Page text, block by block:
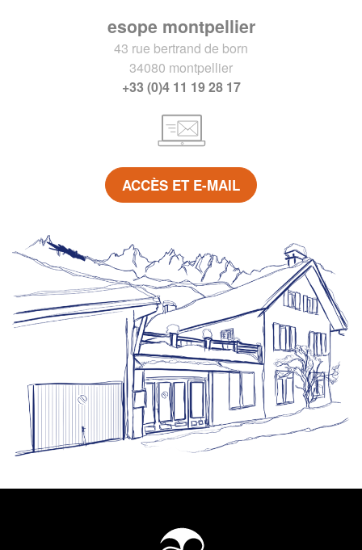
esope montpellier
43 rue bertrand de born
34080 montpellier
+33 (0)4 11 19 28 17
ACCÈS ET E-MAIL